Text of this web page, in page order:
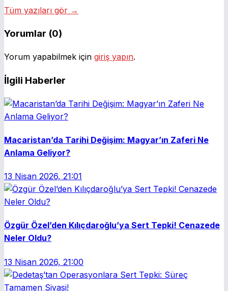
Tüm yazıları gör →
Yorumlar (0)
Yorum yapabilmek için giriş yapın.
İlgili Haberler
Macaristan’da Tarihi Değişim: Magyar’ın Zaferi Ne
Anlama Geliyor?
13 Nisan 2026, 21:01
Özgür Özel’den Kılıçdaroğlu’ya Sert Tepki! Cenazede
Neler Oldu?
13 Nisan 2026, 21:00